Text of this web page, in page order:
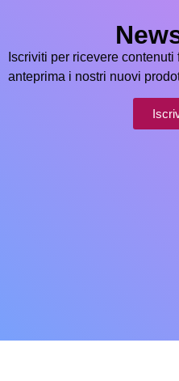
Iscriviti per ricevere
anteprima i nostri nuovi